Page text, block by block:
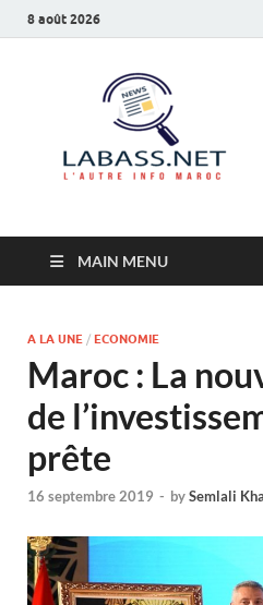
8 août 2026
MAIN MENU
A LA UNE / ECONOMIE
Maroc : La
de
prête
16 septembre 2019 - bySemlali